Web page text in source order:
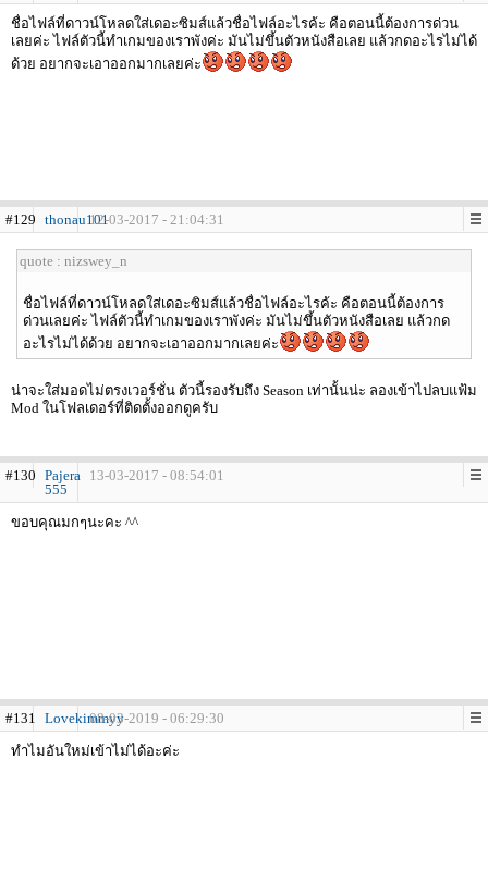
ชื่อไฟล์ที่ดาวน์โหลดใส่เดอะซิมส์แล้วชื่อไฟล์อะไรค้ะ คือตอนนี้ต้องการด่วน
เลยค่ะ ไฟล์ตัวนี้ทำเกมของเราพังค่ะ มันไม่ขึ้นตัวหนังสือเลย แล้วกดอะไรไม่ได้
ด้วย อยากจะเอาออกมากเลยค่ะ
#129 thonau10112-03-2017 - 21:04:31
quote : nizswey_n
ชื่อไฟล์ที่ดาวน์โหลดใส่เดอะซิมส์แล้วชื่อไฟล์อะไรค้ะ คือตอนนี้ต้องการ
ด่วนเลยค่ะ ไฟล์ตัวนี้ทำเกมของเราพังค่ะ มันไม่ขึ้นตัวหนังสือเลย แล้วกด
อะไรไม่ได้ด้วย อยากจะเอาออกมากเลยค่ะ
น่าจะใส่มอดไม่ตรงเวอร์ชั่น ตัวนี้รองรับถึง Season เท่านั้นน่ะ ลองเข้าไปลบแฟ้ม
Mod ในโฟลเดอร์ที่ติดตั้งออกดูครับ
#130 Pajera
555
13-03-2017 - 08:54:01
ขอบคุณมกๆนะคะ ^^
#131 Lovekimmyy08-03-2019 - 06:29:30
ทำไมอันใหม่เข้าไม่ได้อะค่ะ